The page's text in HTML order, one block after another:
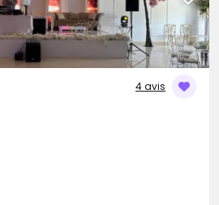
4 avis